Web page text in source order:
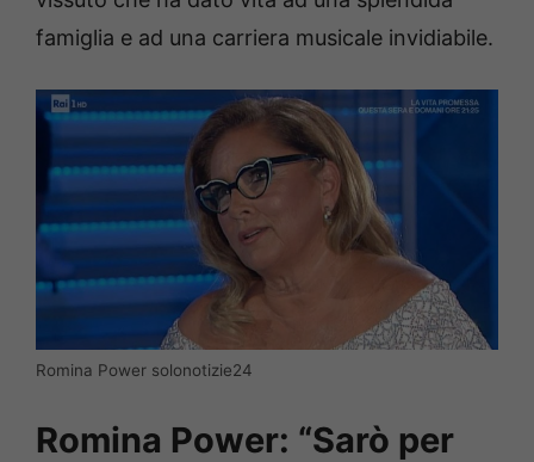
famiglia e ad una carriera musicale invidiabile.
Romina Power solonotizie24
Romina Power: “Sarò per